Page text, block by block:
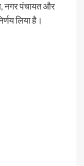
नगर पंचायत और
लिया है।